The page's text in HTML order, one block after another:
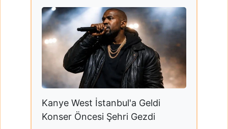
Kanye West İstanbul'a Geldi
Konser Öncesi Şehri Gezdi